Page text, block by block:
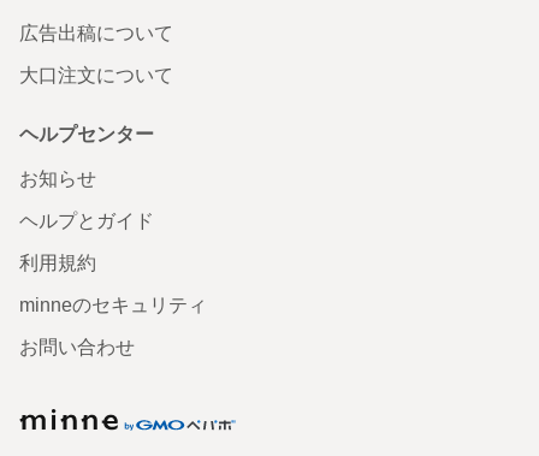
広告出稿について
大口注文について
ヘルプセンター
お知らせ
ヘルプとガイド
利用規約
minneのセキュリティ
お問い合わせ